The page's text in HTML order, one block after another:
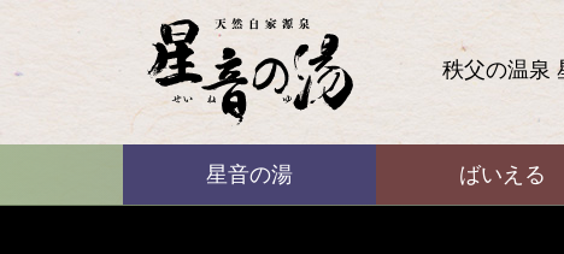
ばいえる
秩父の温
星音の湯 ばいえる